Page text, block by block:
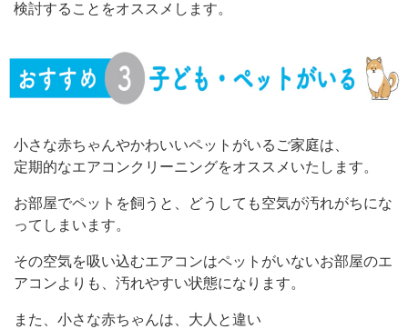
検討することをオススメします。
小さな赤ちゃんやかわいいペットがいるご家庭は、
定期的なエアコンクリーニングをオススメいたします。
お部屋でペットを飼うと、どうしても空気が汚れがちにな
ってしまいます。
その空気を吸い込むエアコンはペットがいないお部屋のエ
アコンよりも、汚れやすい状態になります。
また、小さな赤ちゃんは、大人と違い